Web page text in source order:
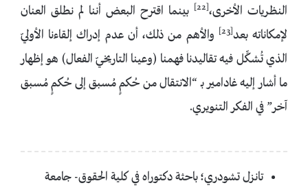
النظريات الأخرى،[22]
بينما اقترح البعض أننا لم نطلق العنان
لإمكاناته بعد[23]
والأهم من ذلك، أن عدم إدراك إلقاءنا الأوليّ
الذي تُشكِّل فيه تقاليدنا فهمنا (وعينا التاريخيّ الفعال) هو إظهار
ما أشار إليه غادامير بـ “الانتقال من حُكمٍ مُسبق إلى حُكمٍ مُسبق
آخر” في الفكر التنويري.
تانزل تشودري؛ باحثة دكتوراه في كلية الحقوق- جامعة